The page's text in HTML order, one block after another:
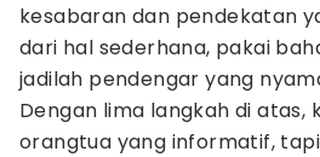
kesabaran dan pendekatan
dari hal sederhana, pakai
jadilah pendengar yang
Dengan lima langkah di atas,
orangtua yang informatif, tapi